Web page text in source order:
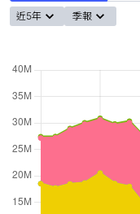
近5年 季報